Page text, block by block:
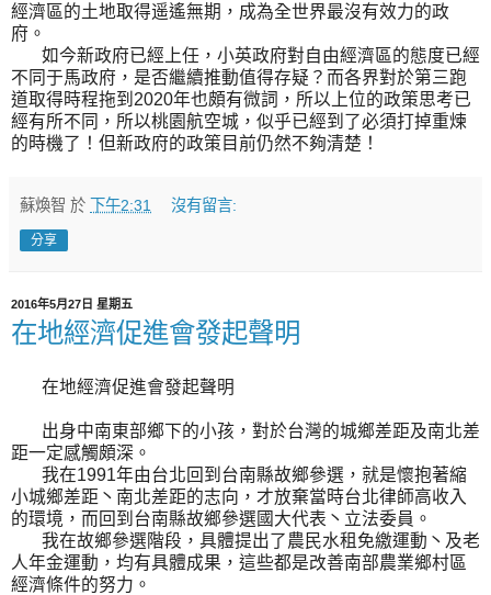
經濟區的土地取得遥遙無期，成為全世界最沒有效力的政
府。
如今新政府已經上任，小英政府對自由經濟區的態度已經
不同于馬政府，是否繼續推動值得存疑？而各界對於第三跑
道取得時程拖到2020年也頗有微詞，所以上位的政策思考已
經有所不同，所以桃園航空城，似乎已經到了必須打掉重煉
的時機了！但新政府的政策目前仍然不夠清楚！
蘇煥智 於 下午2:31 沒有留言:
分享
2016年5月27日 星期五
在地經濟促進會發起聲明
在地經濟促進會發起聲明
出身中南東部鄉下的小孩，對於台灣的城鄉差距及南北差
距一定感觸頗深。
我在1991年由台北回到台南縣故鄉參選，就是懷抱著縮
小城鄉差距丶南北差距的志向，才放棄當時台北律師高收入
的環境，而回到台南縣故鄉參選國大代表丶立法委員。
我在故鄉參選階段，具體提出了農民水租免繳運動丶及老
人年金運動，均有具體成果，這些都是改善南部農業鄉村區
經濟條件的努力。